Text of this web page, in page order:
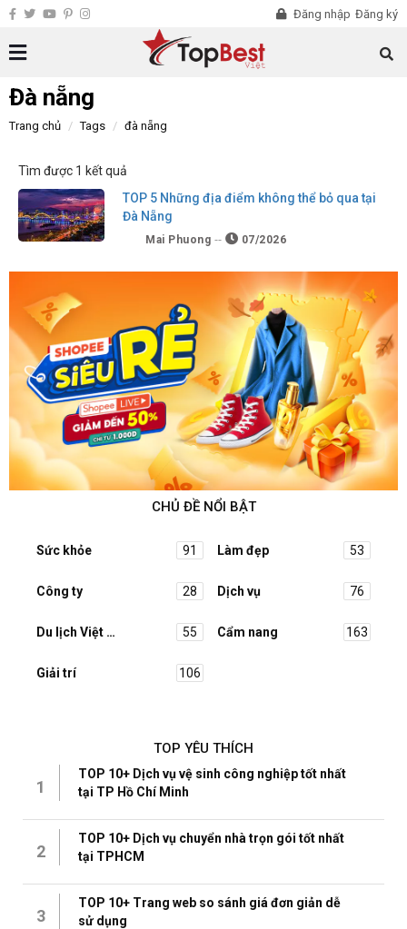
Đăng nhập Đăng ký
Đà nẵng
Trang chủ Tags đà nẵng
Tìm được 1 kết quả
TOP 5 Những địa điểm không thể bỏ qua tại
Đà Nẵng
Mai Phuong 07/2026
CHỦ ĐỀ NỔI BẬT
Sức khỏe 91 Làm đẹp 53
Công ty 28 Dịch vụ 76
Du lịch Việt Nam 55 Cẩm nang 163
Giải trí 106
TOP YÊU THÍCH
1
TOP 10+ Dịch vụ vệ sinh công nghiệp tốt nhất
tại TP Hồ Chí Minh
2
TOP 10+ Dịch vụ chuyển nhà trọn gói tốt nhất
tại TPHCM
3
TOP 10+ Trang web so sánh giá đơn giản dễ
sử dụng